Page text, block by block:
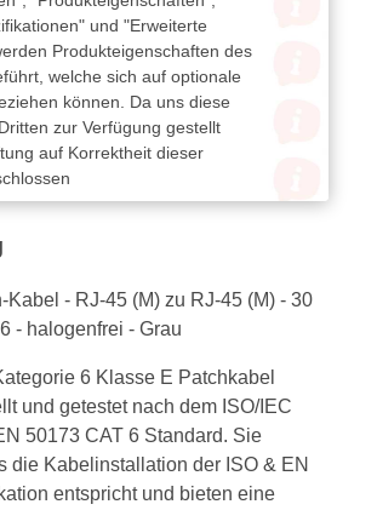
und "Erweiterte
Produkteigenschaften des
welche sich auf optionale
können. Da uns diese
zur Verfügung gestellt
auf Korrektheit dieser
Kabel - RJ-45 (M) zu RJ-45 (M) - 30
- halogenfrei - Grau
6 Klasse E Patchkabel
und getestet nach dem ISO/IEC
50173 CAT 6 Standard. Sie
die Kabelinstallation der ISO & EN
entspricht und bieten eine